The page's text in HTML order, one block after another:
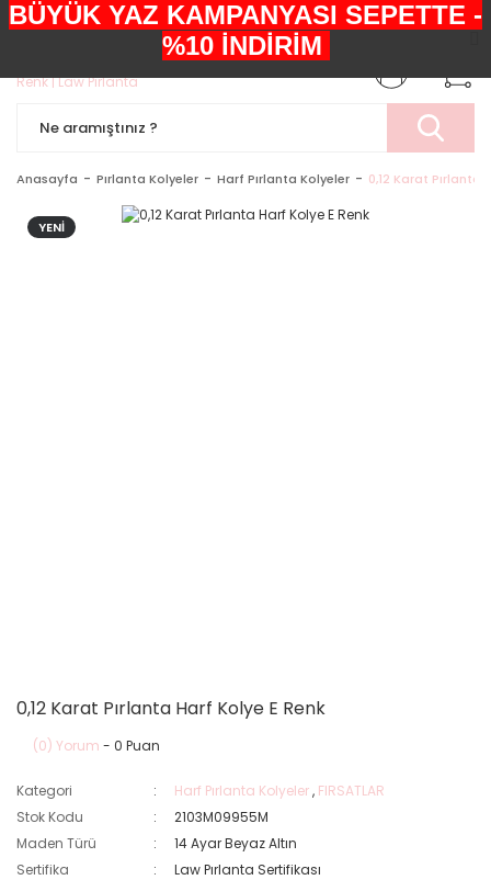
+90552 303 05 29
Anasayfa Pırlanta Kolyeler Harf Pırlanta Kolyeler 0,12 Karat Pırlanta
YENİ
0,12 Karat Pırlanta Harf Kolye E Renk
(0) Yorum - 0 Puan
Kategori Harf Pırlanta Kolyeler, FIRSATLAR
Stok Kodu
2103M09955M
Maden Türü
14 Ayar Beyaz Altın
Sertifika
Law Pırlanta Sertifikası
BÜYÜK YAZ KAMPANYASI SEPETTE -
%10 İNDİRİM